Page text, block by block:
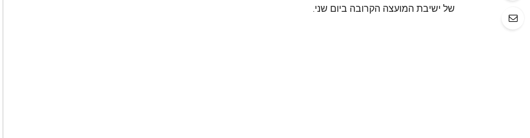
של ישיבת המועצה הקרובה ביום שני.